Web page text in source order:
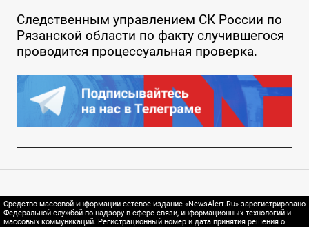
Следственным управлением СК России по
Рязанской области по факту случившегося
проводится процессуальная проверка.
Средство массовой информации сетевое издание «NewsAlert.Ru» зарегистрировано
Федеральной службой по надзору в сфере связи, информационных технологий и
массовых коммуникаций. Регистрационный номер и дата принятия решения о